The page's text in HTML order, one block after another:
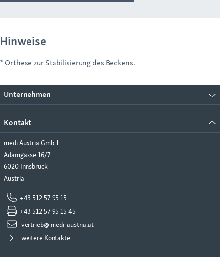
Hinweise
* Orthese zur Stabilisierung des Beckens.
Unternehmen
Kontakt
medi Austria GmbH
Adamgasse 16/7
6020 Innsbruck
Austria
+43 512 57 95 15
+43 512 57 95 15 45
vertrieb@ medi-austria.at
weitere Kontakte